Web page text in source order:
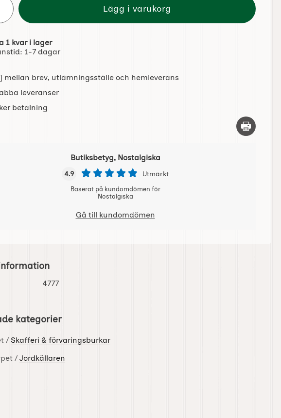
Lägg i varukorg
1 kvar i lager
1-7 dagar
mellan brev, utlämningsställe och hemleverans
leveranser
betalning
Skriv ut
Butiksbetyg, Nostalgiska
4.9 Utmärkt
Baserat på kundomdömen för
Nostalgiska
Gå till kundomdömen
4777
kategorier
/ Skafferi & förvaringsburkar
/ Jordkällaren